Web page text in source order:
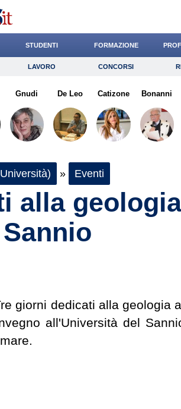
STUDENTI FORMAZIONE
Lavoro Concorsi
Risparmio Diritto
LAVORO CONCORSI
Gnudi De Leo Catizone Bonanni
» Eventi
alla geologia
giorni dedicati alla geologia
all'Università del